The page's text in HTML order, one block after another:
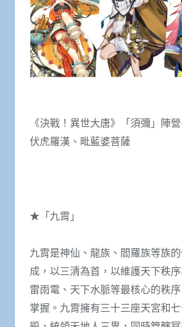
《決戰！異世大唐》「須彌」陣
伏虎羅漢、毗藍婆菩薩
★「九霄」
九霄是神仙、龍族、閻羅族等族
成，以三清為首，以維護天下秩
雷雨電、天下水脈等最核心的秩
掌握。九霄擁有三十三座天宮和